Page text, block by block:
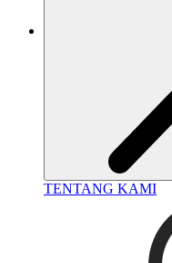
TENTANG KAMI